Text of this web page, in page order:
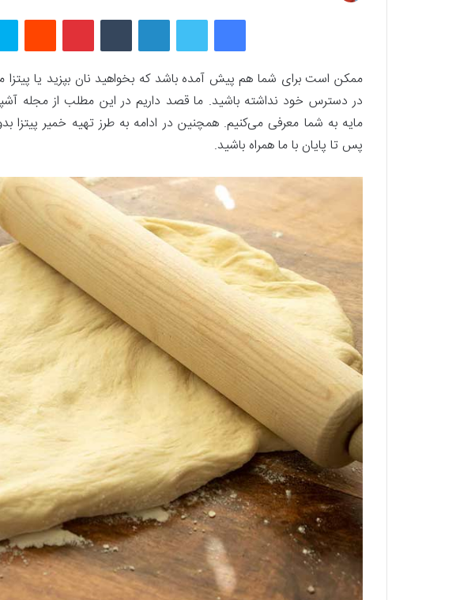
فیسبوک لینکداین پینتریست
ممکن است برای شما هم پیش آمده باشد که بخواهید نان بپزید یا پیتزا
در دسترس خود نداشته باشید. ما قصد داریم در این مطلب از مجله
مایه به شما معرفی می‌کنیم. همچنین در ادامه به طرز تهیه خمیر پیتزا
پس تا پایان با ما همراه باشید.